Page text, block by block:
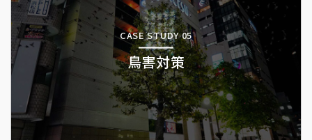
CASE STUDY 05
鳥害対策